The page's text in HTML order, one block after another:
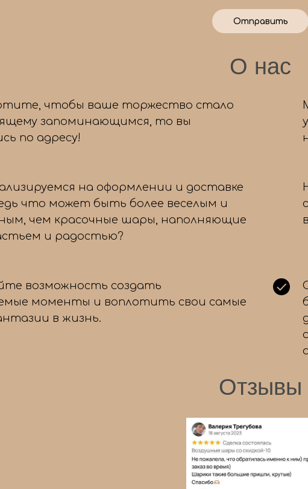
Ответьте на несколько простых
воздушных шаров. А еще вас ждет
Для какого повода
шары?
День рождения
Выпускной
Отправить
О нас
чтобы ваше торжество стало
запоминающимся, то вы
по адресу!
на оформлении и доставке
что может быть более веселым и
чем красочные шары, наполняющие
и радостью?
возможность создать
моменты и воплотить свои самые
в жизнь.
Отзывы